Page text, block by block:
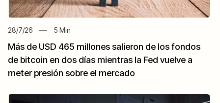
28/7/26 5 Min
Más de USD 465 millones salieron de los fondos
de bitcoin en dos días mientras la Fed vuelve a
meter presión sobre el mercado